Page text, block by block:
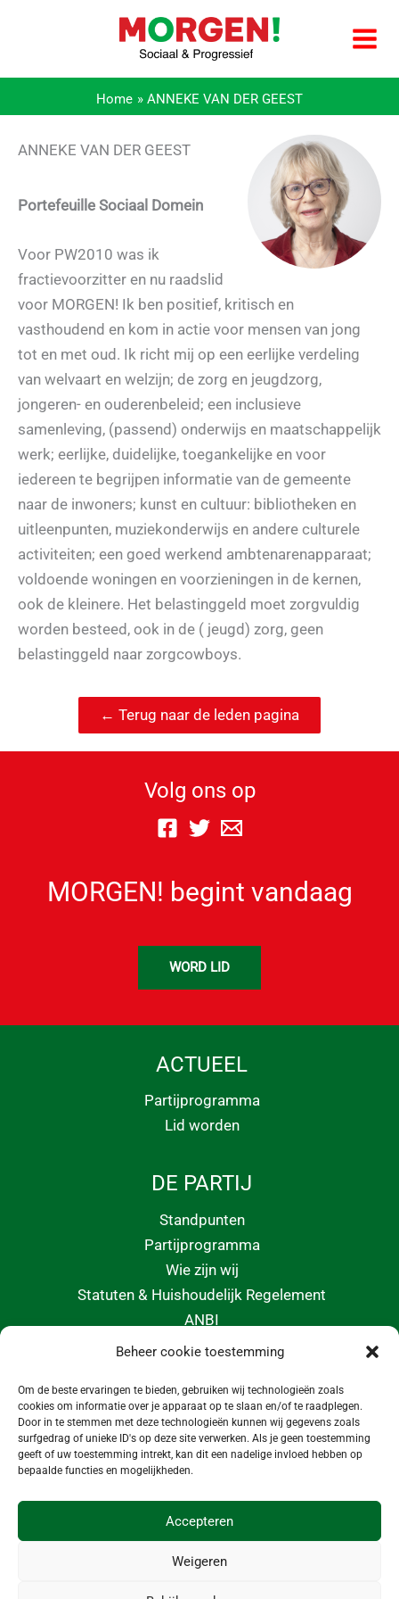
Beheer cookie toestemming
Om de beste ervaringen te bieden, gebruiken wij technologieën zoals
cookies om informatie over je apparaat op te slaan en/of te raadplegen.
Door in te stemmen met deze technologieën kunnen wij gegevens zoals
surfgedrag of unieke ID's op deze site verwerken. Als je geen toestemming
geeft of uw toestemming intrekt, kan dit een nadelige invloed hebben op
bepaalde functies en mogelijkheden.
Accepteren
Weigeren
Home ANNEKE VAN DER GEEST
ANNEKE VAN DER GEEST
Portefeuille Sociaal Domein
Voor PW2010 was ik
fractievoorzitter en nu raadslid
voor MORGEN! Ik ben positief, kritisch en
vasthoudend en kom in actie voor mensen van jong
tot en met oud. Ik richt mij op een eerlijke verdeling
van welvaart en welzijn; de zorg en jeugdzorg,
jongeren- en ouderenbeleid; een inclusieve
samenleving, (passend) onderwijs en maatschappelijk
werk; eerlijke, duidelijke, toegankelijke en voor
iedereen te begrijpen informatie van de gemeente
naar de inwoners; kunst en cultuur: bibliotheken en
uitleenpunten, muziekonderwijs en andere culturele
activiteiten; een goed werkend ambtenarenapparaat;
voldoende woningen en voorzieningen in de kernen,
ook de kleinere. Het belastinggeld moet zorgvuldig
worden besteed, ook in de ( jeugd) zorg, geen
belastinggeld naar zorgcowboys.
← Terug naar de leden pagina
Volg ons op
MORGEN! begint vandaag
WORD LID
ACTUEEL
Partijprogramma
Lid worden
DE PARTIJ
Standpunten
Partijprogramma
Wie zijn wij
Statuten & Huishoudelijk Regelement
ANBI
info@morgeninmedemblik.nl